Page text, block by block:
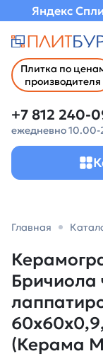
Яндекс
Плитка по
производителя
+7 812 240-
ежедневно
Главная
Бричиола
(Керама